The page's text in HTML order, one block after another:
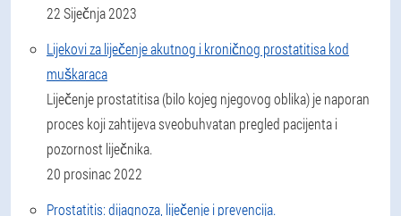
22 Siječnja 2023
Lijekovi za liječenje akutnog i kroničnog prostatitisa kod
muškaraca
Liječenje prostatitisa (bilo kojeg njegovog oblika) je naporan
proces koji zahtijeva sveobuhvatan pregled pacijenta i
pozornost liječnika.
20 prosinac 2022
Prostatitis: dijagnoza, liječenje i prevencija.